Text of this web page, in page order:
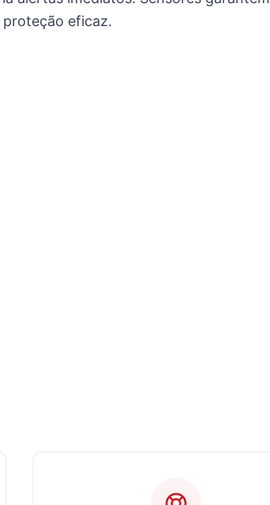
eficaz.